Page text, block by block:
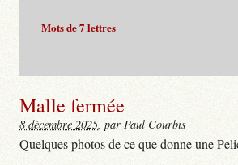
Mots de 7 lettres
Malle fermée
8 décembre 2025, par Paul Courbis
Quelques photos de ce que donne une